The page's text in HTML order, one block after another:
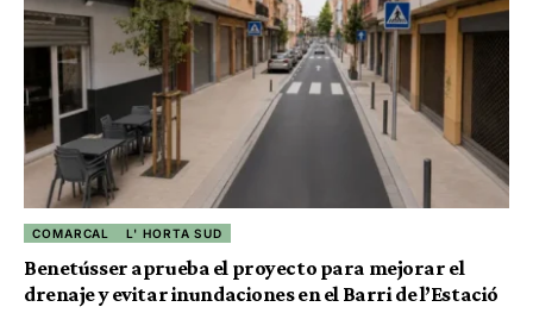
COMARCAL L' HORTA SUD
Benetússer aprueba el proyecto para mejorar el
drenaje y evitar inundaciones en el Barri de l’Estació